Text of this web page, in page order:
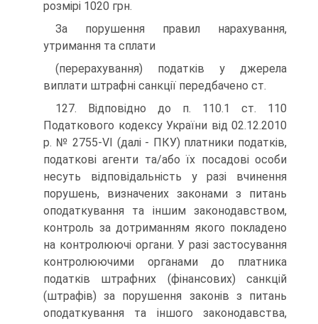
розмірі 1020 грн.
За порушення правил нарахування,
утримання та сплати
(перерахування) податків у джерела
виплати штрафні санкції передбачено ст.
127. Відповідно до п. 110.1 ст. 110
Податкового кодексу України від 02.12.2010
р. № 2755-VI (далі - ПКУ) платники податків,
податкові агенти та/або їх посадові особи
несуть відповідальність у разі вчинення
порушень, визначених законами з питань
оподаткування та іншим законодавством,
контроль за дотриманням якого покладено
на контролюючі органи. У разі застосування
контролюючими органами до платника
податків штрафних (фінансових) санкцій
(штрафів) за порушення законів з питань
оподаткування та іншого законодавства,